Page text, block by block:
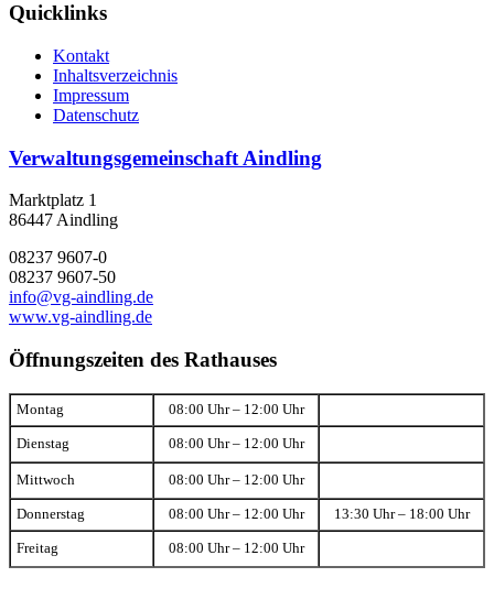
Quicklinks
Kontakt
Inhaltsverzeichnis
Impressum
Datenschutz
Verwaltungsgemeinschaft Aindling
Marktplatz 1
86447 Aindling
08237 9607-0
08237 9607-50
info@vg-aindling.de
www.vg-aindling.de
Öffnungszeiten des Rathauses
Montag 08:00 Uhr – 12:00 Uhr
Dienstag 08:00 Uhr – 12:00 Uhr
Mittwoch 08:00 Uhr – 12:00 Uhr
Donnerstag 08:00 Uhr – 12:00 Uhr 13:30 Uhr – 18:00 Uhr
Freitag 08:00 Uhr – 12:00 Uhr